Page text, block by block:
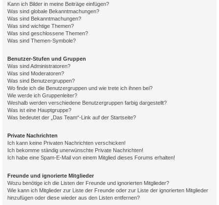
Kann ich Bilder in meine Beiträge einfügen?
Was sind globale Bekanntmachungen?
Was sind Bekanntmachungen?
Was sind wichtige Themen?
Was sind geschlossene Themen?
Was sind Themen-Symbole?
Benutzer-Stufen und Gruppen
Was sind Administratoren?
Was sind Moderatoren?
Was sind Benutzergruppen?
Wo finde ich die Benutzergruppen und wie trete ich ihnen bei?
Wie werde ich Gruppenleiter?
Weshalb werden verschiedene Benutzergruppen farbig dargestellt?
Was ist eine Hauptgruppe?
Was bedeutet der „Das Team“-Link auf der Startseite?
Private Nachrichten
Ich kann keine Privaten Nachrichten verschicken!
Ich bekomme ständig unerwünschte Private Nachrichten!
Ich habe eine Spam-E-Mail von einem Mitglied dieses Forums erhalten!
Freunde und ignorierte Mitglieder
Wozu benötige ich die Listen der Freunde und ignorierten Mitglieder?
Wie kann ich Mitglieder zur Liste der Freunde oder zur Liste der ignorierten Mitglieder
hinzufügen oder diese wieder aus den Listen entfernen?